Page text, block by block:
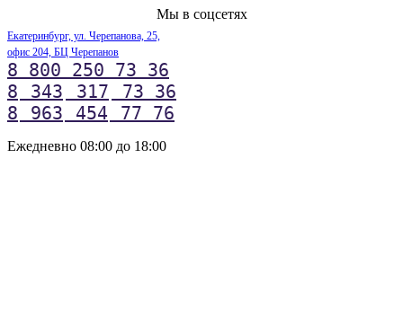
Мы в соцсетях
Екатеринбург, ул. Черепанова, 25,
офис 204, БЦ Черепанов
8 800 250 73 36
8
343 317
73 36
8
963 454 77 76
Ежедневно 08:00 до 18:00